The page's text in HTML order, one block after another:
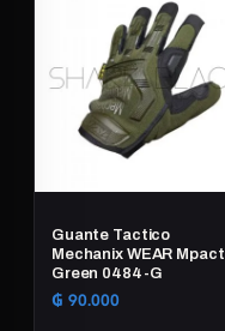
Guante Tactico
Mechanix WEAR Mpact
Green 0484-G
₲ 90.000